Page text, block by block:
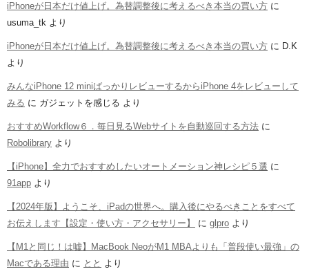
iPhoneが日本だけ値上げ。為替調整後に考えるべき本当の買い方 に
usuma_tk より
iPhoneが日本だけ値上げ。為替調整後に考えるべき本当の買い方 に D.K
より
みんなiPhone 12 miniばっかりレビューするからiPhone 4をレビューして
みる に ガジェットを感じる より
おすすめWorkflow６．毎日見るWebサイトを自動巡回する方法 に
Robolibrary より
【iPhone】全力でおすすめしたいオートメーション神レシピ５選 に
91app より
【2024年版】ようこそ、iPadの世界へ。購入後にやるべきことをすべて
お伝えします【設定・使い方・アクセサリー】
に glpro より
【M1と同じ！は嘘】MacBook NeoがM1 MBAよりも「普段使い最強」の
Macである理由 に とと より